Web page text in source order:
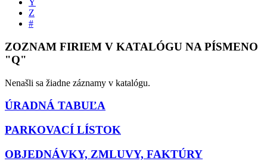
Y
Z
#
ZOZNAM FIRIEM V KATALÓGU NA PÍSMENO
"Q"
Nenašli sa žiadne záznamy v katalógu.
ÚRADNÁ TABUĽA
PARKOVACÍ LÍSTOK
OBJEDNÁVKY, ZMLUVY, FAKTÚRY